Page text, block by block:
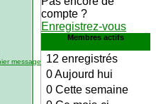
compte ?
Enregistrez-vous
Membres actifs
12 enregistrés
0 Aujourd hui
0 Cette semaine